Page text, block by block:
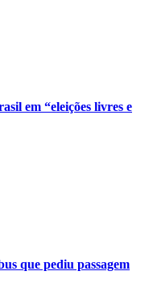
em “eleições livres e
que pediu passagem